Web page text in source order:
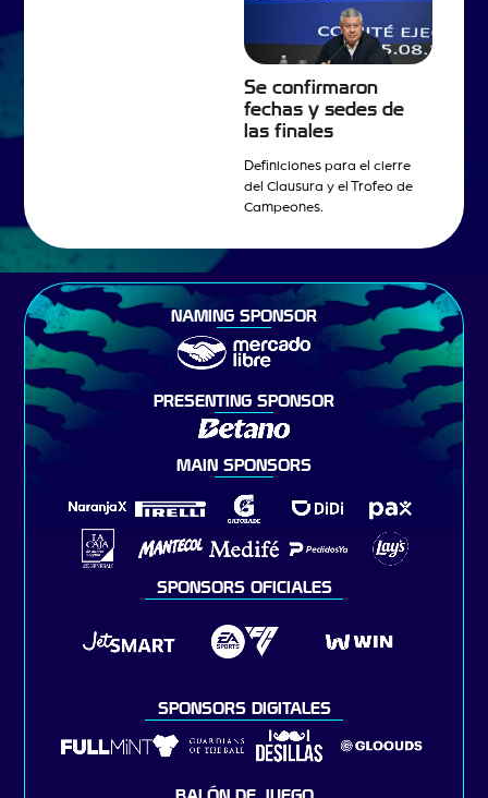
Se confirmaron
fechas y sedes de
las finales
Definiciones para el cierre
del Clausura y el Trofeo de
Campeones.
NAMING SPONSOR
PRESENTING SPONSOR
MAIN SPONSORS
SPONSORS OFICIALES
SPONSORS DIGITALES